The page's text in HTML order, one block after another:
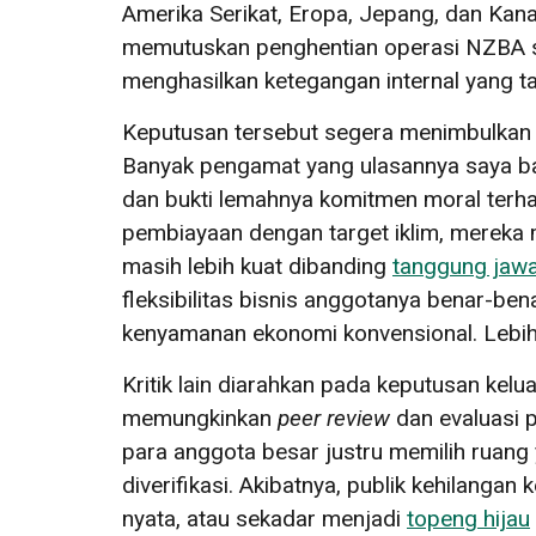
Amerika Serikat, Eropa, Jepang, dan
memutuskan penghentian operasi
menghasilkan ketegangan internal yang
Keputusan tersebut segera
Banyak pengamat yang ulasannya saya
dan bukti lemahnya komitmen moral
pembiayaan dengan target iklim,
masih lebih kuat dibanding tanggung
fleksibilitas bisnis anggotanya benar-
kenyamanan ekonomi konvensional.
Kritik lain diarahkan pada keputusan
memungkinkan peer review dan evaluasi
para anggota besar justru memilih
diverifikasi. Akibatnya, publik kehilangan
nyata, atau sekadar menjadi topeng hijau